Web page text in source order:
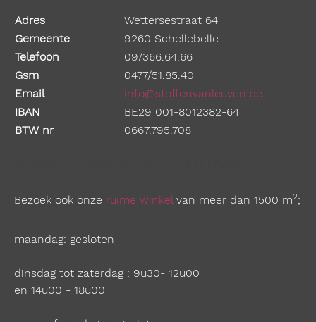
Adres
Wettersestraat 64
Gemeente
9260 Schellebelle
Telefoon
09/366.64.66
Gsm
0477/51.85.40
Email
info@stoffenvanleuven.be
IBAN
BE29 001-8012382-64
BTW nr
0667.795.708
Bezoek ook onze ruime winkelvan meer dan 1500 m2;
maandag: gesloten
dinsdag tot zaterdag : 9u30- 12u00
en 14u00 - 18u00